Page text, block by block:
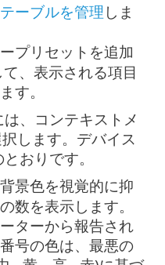
ーブルを管理 しま
プリセットを追加
、表示される項目
す。
、コンテキストメ
します。デバイス
おりです。
景色を視覚的に抑
の数を表示します。
ターから報告され
号の色は、最悪の